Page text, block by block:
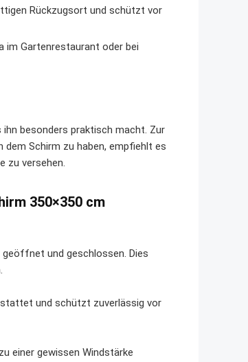
Rückzugsort und schützt vor
im Gartenrestaurant oder bei
besonders praktisch macht. Zur
dem Schirm zu haben, empfiehlt es
zu versehen.
350×350 cm
und geschlossen. Dies
und schützt zuverlässig vor
einer gewissen Windstärke